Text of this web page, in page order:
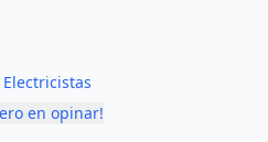
Electricistas
en opinar!